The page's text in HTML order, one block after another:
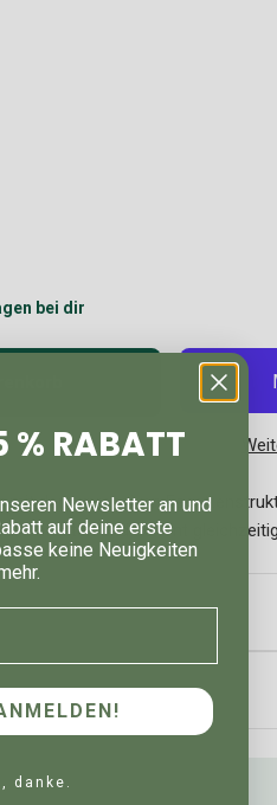
bei dir
mit der expressiven
und schont
% RABATT
Newsletter an und
auf deine erste
keine Neuigkeiten
danke.